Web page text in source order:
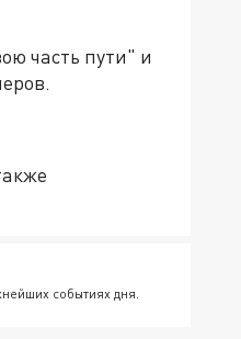
часть пути" и
событиях дня.